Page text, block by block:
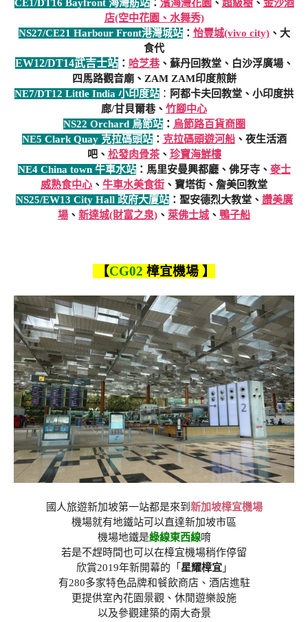
CE1/DT16 Bayfront 海灣舫站： 濱海灣花園 、 超級樹、 金沙酒
店(空中花園、水舞秀)
NS27/CE21 Harbour Front港灣城站： 怡豐城(vivo city)、大
食代
EW12/DT14武吉士站： 哈芝巷、蘇丹回教堂、白沙浮廣場、
四馬路觀音廟、ZAM ZAM印度煎餅
NE7/DT12 Little India 小印度站 ： 阿都卡夫回教堂、小印度拱
廊/甘貝爾巷、 竹腳中心
NS22 Orchard 烏節站： 烏節路百貨商圈
NE5 Clark Quay 克拉碼頭站： 克拉碼頭遊河船、夜生活酒
吧、 松發肉骨茶、 珍寶海鮮樓
NE4 China town 牛車水站：馬里安曼興都廳、佛牙寺、 麥士
威熟食中心 、 牛車水美食街 、寶塔街、詹美回教堂
NS25/EW13 City Hall 政府大廈站：聖安德烈大教堂、 讚美廣
場 、 新達城(財富之泉) 、 萊佛士城、 鴨子船
【CG02 樟宜機場 】
國人旅遊新加坡第一站都是來到 新加坡樟宜機場
機場就有地鐵站可以直達新加坡市區
機場地鐵是綠線東西線唷
若是不趕時間也可以在樟宜機場稍作停留
欣賞2019年新開幕的「 星耀樟宜」
有280多家特色品牌和餐飲商店、酒店進駐
更提供室內花園景觀、休閒遊樂設施
以及參觀建築的兩大奇景